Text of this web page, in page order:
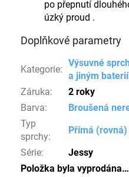
po přepnutí
úzký proud .
Doplňkové parametry
Kategorie:
Výsuvné
a jiným
Záruka:
2 roky
Barva:
Broušená
Typ
sprchy:
Přímá
Série:
Jessy
Položka byla vyprodána…